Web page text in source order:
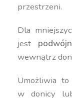
przestrzeni.
Dla
jest
wewnątrz
Umożliwia
w donicy